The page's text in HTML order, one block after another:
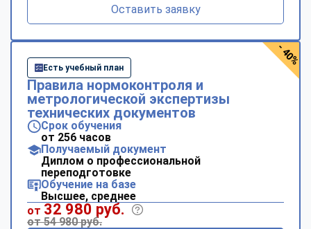
Оставить заявку
Есть учебный план
Правила нормоконтроля и
метрологической экспертизы
технических документов
Срок обучения
от 256 часов
Получаемый документ
Диплом о профессиональной
переподготовке
Обучение на базе
Высшее, среднее
от 32 980 руб.
от 54 980 руб.
- 40%